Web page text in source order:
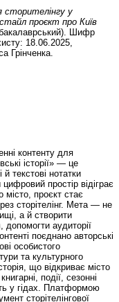
сторителінгу у
проєкт про Київ
Шифр
18.06.2025,
Грінченка.
контенту для
історії» — це
й текстові нотатки
простір відіграє
проєкт стає
сторітелінг. Мета — не
а й створити
аудиторії
поєднано авторські
особистого
та культурного
що відкриває місто
події, сезонні
у гідах. Платформою
сторітелінгової